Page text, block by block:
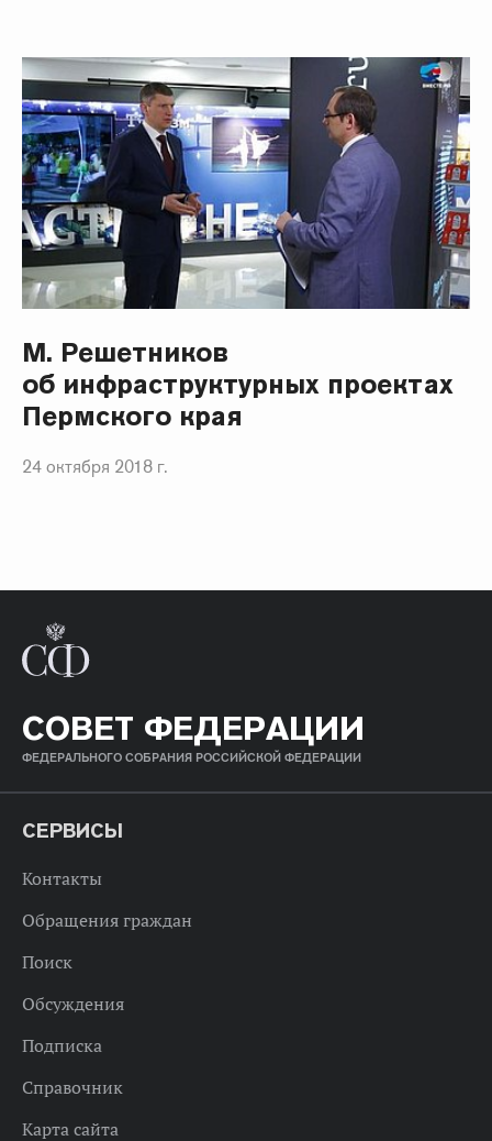
М. Решетников
об инфраструктурных проектах
Пермского края
24 октября 2018 г.
СОВЕТ ФЕДЕРАЦИИ
ФЕДЕРАЛЬНОГО СОБРАНИЯ РОССИЙСКОЙ ФЕДЕРАЦИИ
СЕРВИСЫ
Контакты
Обращения граждан
Поиск
Обсуждения
Подписка
Справочник
Карта сайта